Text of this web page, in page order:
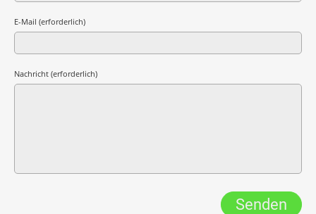
E-Mail (erforderlich)
Nachricht (erforderlich)